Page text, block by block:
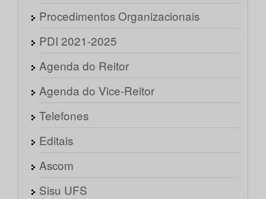
Procedimentos Organizacionais
PDI 2021-2025
Agenda do Reitor
Agenda do Vice-Reitor
Telefones
Editais
Ascom
Sisu UFS